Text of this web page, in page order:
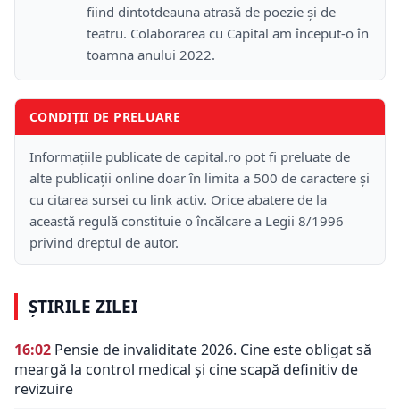
fiind dintotdeauna atrasă de poezie și de
teatru. Colaborarea cu Capital am început-o în
toamna anului 2022.
CONDIȚII DE PRELUARE
Informațiile publicate de capital.ro pot fi preluate de
alte publicații online doar în limita a 500 de caractere și
cu citarea sursei cu link activ. Orice abatere de la
această regulă constituie o încălcare a Legii 8/1996
privind dreptul de autor.
ȘTIRILE ZILEI
16:02 Pensie de invaliditate 2026. Cine este obligat să
meargă la control medical și cine scapă definitiv de
revizuire